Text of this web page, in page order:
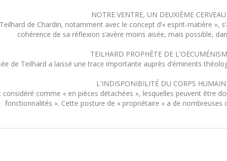
NOTRE VENTRE, UN DEUXIÈME CERVEAU
de Chardin, notamment avec le concept d’« esprit-matière »,
cohérence de sa réflexion s’avère moins aisée, mais possible,
TEILHARD PROPHÈTE DE
de Teilhard a laissé une trace importante auprès d’éminents
L'INDISPONIBILITÉ DU CORPS HUMAIN
comme « en pièces détachées », lesquelles peuvent être
fonctionnalités ». Cette posture de « propriétaire » a de nombreuses